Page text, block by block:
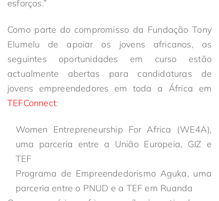
esforços.”
Como parte do compromisso da Fundação Tony
Elumelu de apoiar os jovens africanos, as
seguintes oportunidades em curso estão
actualmente abertas para candidaturas de
jovens empreendedores em toda a África em
TEFConnect:
Women Entrepreneurship For Africa (WE4A),
uma parceria entre a União Europeia, GIZ e
TEF
Programa de Empreendedorismo Aguka, uma
parceria entre o PNUD e a TEF em Ruanda